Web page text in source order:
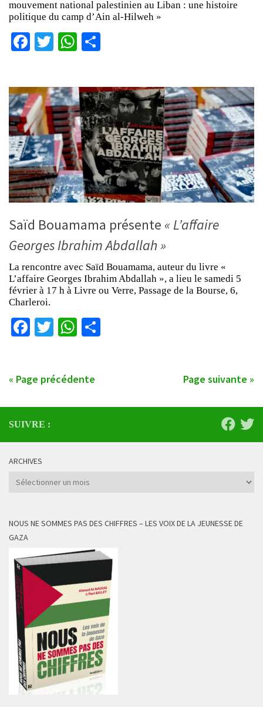
mouvement national palestinien au Liban : une histoire
politique du camp d’Ain al-Hilweh »
Facebook
TwitterWhatsApp
Saïd Bouamama présente « L’affaire
Georges Ibrahim Abdallah »
La rencontre avec Saïd Bouamama, auteur du livre «
L’affaire Georges Ibrahim Abdallah », a lieu le samedi 5
février à 17 h à Livre ou Verre, Passage de la Bourse, 6,
Charleroi.
Facebook
TwitterWhatsApp
« Page précédente Page suivante »
SUIVRE :
ARCHIVES
Archives
NOUS NE SOMMES PAS DES CHIFFRES – LES VOIX DE LA JEUNESSE DE
GAZA